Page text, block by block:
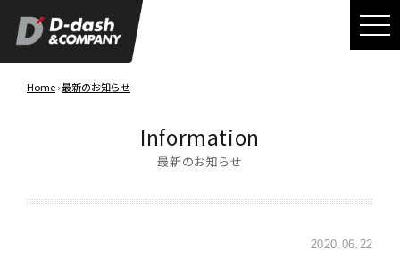
Home›最新のお知らせ
Information
最新のお知らせ
2020.06.22